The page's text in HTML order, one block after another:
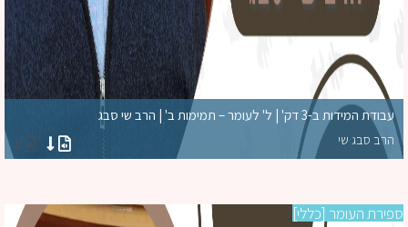
עבודת המידות ב-3 דק' | ל' לעומר – תמימות ב' | הרב שי סבג
הרב סבג שי
העומר [כללי]